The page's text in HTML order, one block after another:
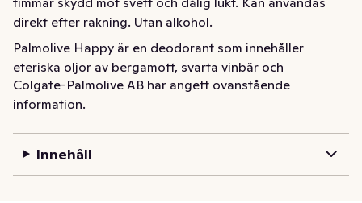
direkt efter rakning. Utan alkohol.
Palmolive Happy är en deodorant som innehåller
eteriska oljor av bergamott, svarta vinbär och
apelsinblomma. Den skyddar mot obehagliga lukter, och
den spännande doften omsluter dig i en aura av ljus och
Colgate-Palmolive AB har angett ovanstående
information.
Innehåll